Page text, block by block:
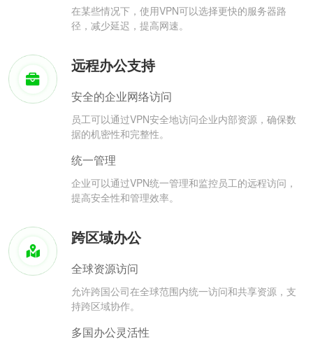
在某些情况下，使用VPN可以选择更快的服务器路
径，减少延迟，提高网速。
远程办公支持
安全的企业网络访问
员工可以通过VPN安全地访问企业内部资源，确保数
据的机密性和完整性。
统一管理
企业可以通过VPN统一管理和监控员工的远程访问，
提高安全性和管理效率。
跨区域办公
全球资源访问
允许跨国公司在全球范围内统一访问和共享资源，支
持跨区域协作。
多国办公灵活性